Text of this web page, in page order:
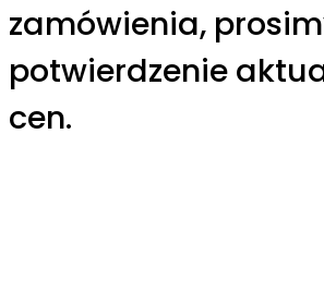
zamówienia,
potwierdzenie
cen.